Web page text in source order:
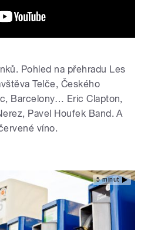
Pohled na přehradu Les
Telče, Českého
Barcelony… Eric Clapton,
Pavel Houfek Band. A
víno.
5 minut